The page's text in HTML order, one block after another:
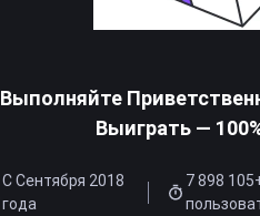
Выполняйте
Выиграть —
С Сентября 2018
года
7 898